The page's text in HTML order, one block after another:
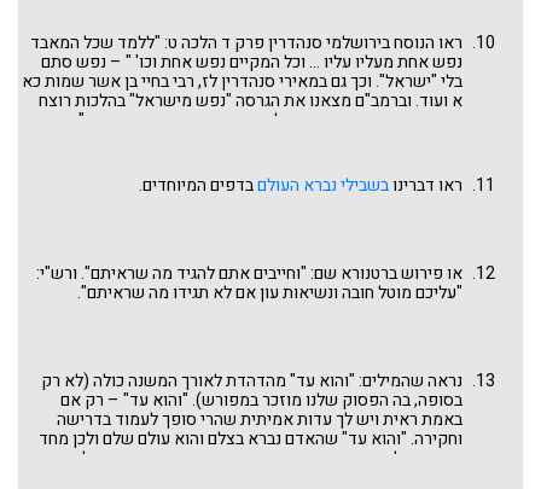
ראו הנוסח בירושלמי סנהדרין פרק ד הלכה ט: "ללמד שכל המאבד
נפש אחת מעליו עליו ... וכל המקיים נפש אחת וכו' " – נפש סתם
בלי "ישראל". וכך גם במאירי סנהדרין לז, רבי בחיי בן אשר שמות כא
א ועוד. וברמב"ם מצאנו את הגרסה "נפש מישראל" בהלכות רוצח
ושמירת הנפש א טז, אך בהלכות סנהדרין יב ג הנוסח הוא: "נפש
ראו דברינובשבילי נברא העולםבדפים המיוחדים.
או פירוש ברטנורא שם: "וחייבים אתם להגיד מה שראיתם". ורש"י:
"עליכם מוטל חובה ונשיאות עון אם לא תגידו מה שראיתם".
נראה שהמילים: "והוא עד" מהדהדת לאורך המשנה כולה (לא רק
בסופה, בה הפסוק שלנו מוזכר במפורש). "והוא עד" – רק אם
באמת ראית ויש לך עדות אמיתית שהרי סופך לעמוד בדרישה
וחקירה. "והוא עד" שהאדם נברא בצלם והוא עולם שלם ולכן מחד
גיסא אוי למי שמרשיע אדם חף מפשע ומאידך גיסא אוי למי שנותן